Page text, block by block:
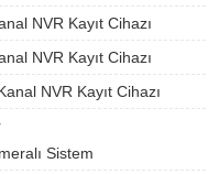
NVR Kayıt Cihazı
NVR Kayıt Cihazı
NVR Kayıt Cihazı
Sistem